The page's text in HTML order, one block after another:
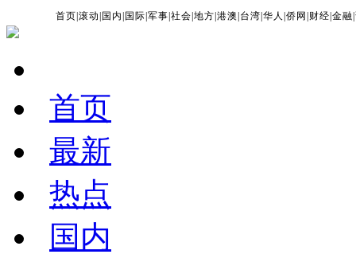
首页 |滚动 国内 国际 |军事 |社会 |地方 |港澳 台湾 |华人 |侨网 财经 |金融 |
首页
最新
热点
国内